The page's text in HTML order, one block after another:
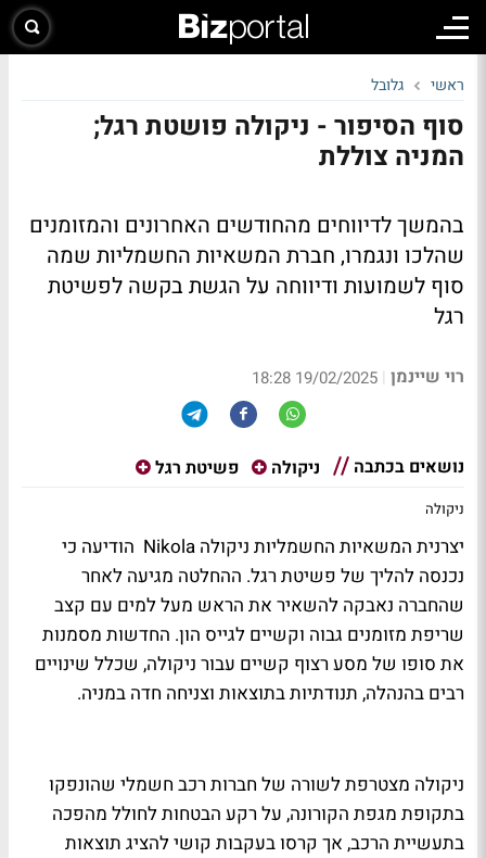
ראשי גלובל
סוף הסיפור - ניקולה פושטת רגל;
המניה צוללת
בהמשך לדיווחים מהחודשים האחרונים והמזומנים
שהלכו ונגמרו, חברת המשאיות החשמליות שמה
סוף לשמועות ודיווחה על הגשת בקשה לפשיטת
רגל
רוי שיינמן |
19/02/2025 18:28
נושאים בכתבה ניקולה פשיטת רגל
ניקולה
יצרנית המשאיות החשמליות ניקולה Nikola הודיעה כי
נכנסה להליך של פשיטת רגל. ההחלטה מגיעה לאחר
שהחברה נאבקה להשאיר את הראש מעל למים עם קצב
שריפת מזומנים גבוה וקשיים לגייס הון. החדשות מסמנות
את סופו של מסע רצוף קשיים עבור ניקולה, שכלל שינויים
רבים בהנהלה, תנודתיות בתוצאות וצניחה חדה במניה.
ניקולה מצטרפת לשורה של חברות רכב חשמלי שהונפקו
בתקופת מגפת הקורונה, על רקע הבטחות לחולל מהפכה
בתעשיית הרכב, אך קרסו בעקבות קושי להציג תוצאות